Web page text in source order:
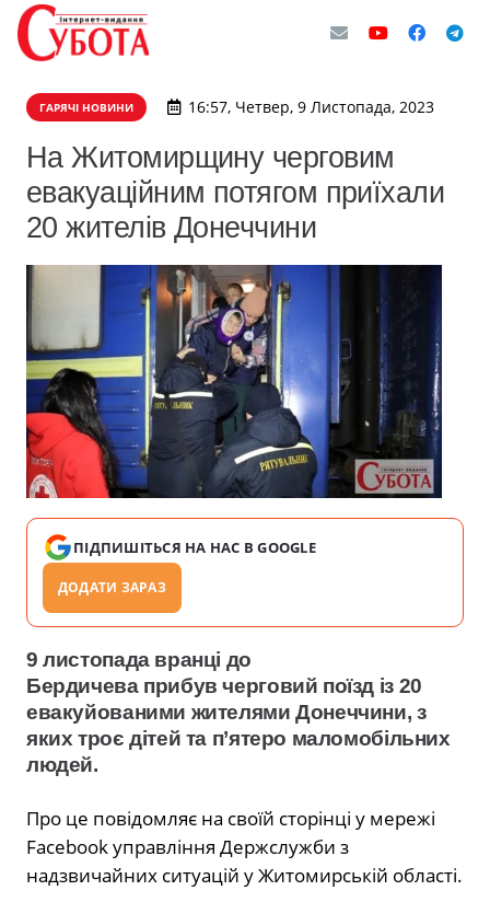
ГАРЯЧІ НОВИНИ 16:57, Четвер, 9 Листопада, 2023
На Житомирщину черговим
евакуаційним потягом приїхали
20 жителів Донеччини
ПІДПИШІТЬСЯ НА НАС В GOOGLE
ДОДАТИ ЗАРАЗ
9 листопада вранці до
Бердичева прибув черговий поїзд із 20
евакуйованими жителями Донеччини, з
яких троє дітей та п’ятеро маломобільних
людей.
Про це повідомляє на своїй сторінці у мережі
Facebook управління Держслужби з
надзвичайних ситуацій у Житомирській області.